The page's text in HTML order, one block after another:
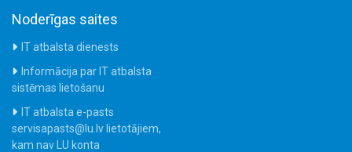
Noderīgas saites
IT atbalsta dienests
Informācija par IT atbalsta
sistēmas lietošanu
IT atbalsta e-pasts
servisapasts@lu.lv lietotājiem,
kam nav LU konta